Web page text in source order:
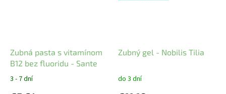
Zubná pasta s vitamínom
B12 bez fluoridu - Sante
3 - 7 dní
Zubný gel - Nobilis Tilia
do 3 dní